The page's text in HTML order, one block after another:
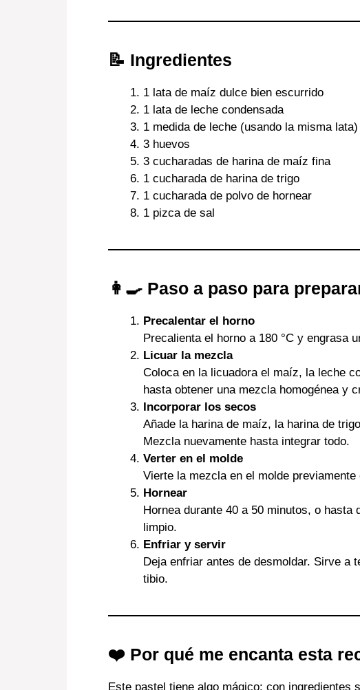
📝 Ingredientes
1 lata de maíz dulce bien escurrido
1 lata de leche condensada
1 medida de leche (usando la misma lata)
3 huevos
3 cucharadas de harina de maíz fina
1 cucharada de harina de trigo
1 cucharada de polvo de hornear
1 pizca de sal
👩‍🍳 Paso a paso para
Precalentar el horno
Precalienta el horno a 180 °C y engrasa
Licuar la mezcla
Coloca en la licuadora el maíz, la leche
hasta obtener una mezcla homogénea y
Incorporar los secos
Añade la harina de maíz, la harina de
Mezcla nuevamente hasta integrar todo.
Verter en el molde
Vierte la mezcla en el molde previamente
Hornear
Hornea durante 40 a 50 minutos, o
limpio.
Enfriar y servir
Deja enfriar antes de desmoldar. Sirve a
tibio.
❤️ Por qué me encanta esta
Este pastel tiene algo mágico: con ingredientes